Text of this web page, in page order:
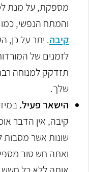
מספקת, על מנת
והמתח הנפשי,
קיבה. יתר על כן,
לזמנים של
תזדקק למנוחה
שלך.
הישאר פעיל.
קיבה, אין הדבר
שונות אשר
ואתה חש טוב